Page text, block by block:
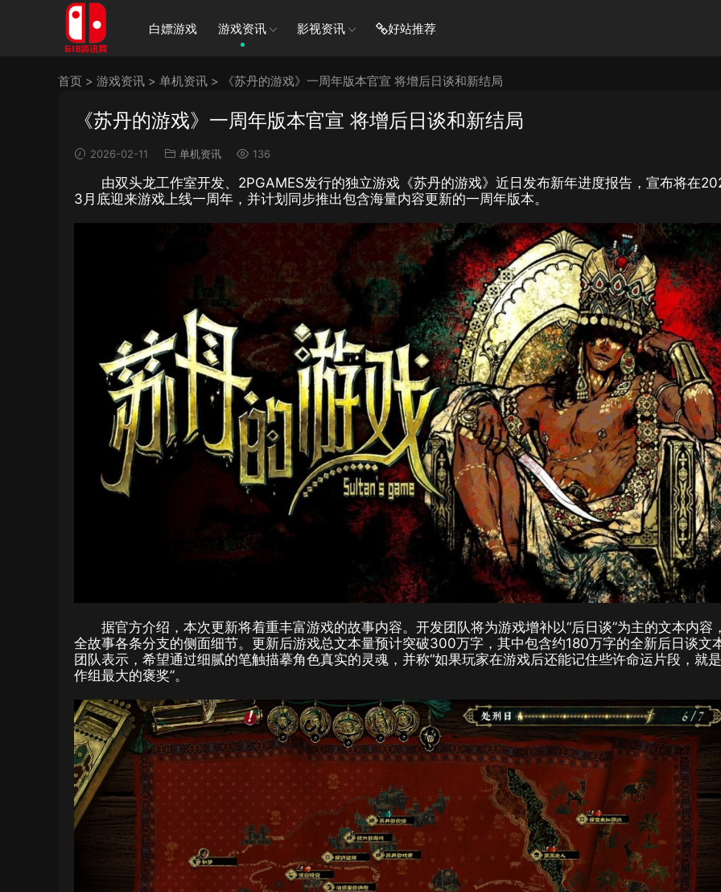
白嫖游戏 游戏资讯 影视资讯 好站推荐
首页 > 游戏资讯 > 单机资讯 > 《苏丹的游戏》一周年版本官宣 将增后日谈和新结局
《苏丹的游戏》一周年版本官宣 将增后日谈和新结局
2026-02-11 单机资讯 136
由双头龙工作室开发、2PGAMES发行的独立游戏《苏丹的游戏》近日发布新年进度报告，宣布将在
3月底迎来游戏上线一周年，并计划同步推出包含海量内容更新的一周年版本。
据官方介绍，本次更新将着重丰富游戏的故事内容。开发团队将为游戏增补以“后日谈”为主的文本内容
全故事各条分支的侧面细节。更新后游戏总文本量预计突破300万字，其中包含约180万字的全新后日谈文
团队表示，希望通过细腻的笔触描摹角色真实的灵魂，并称“如果玩家在游戏后还能记住些许命运片段，就
作组最大的褒奖”。